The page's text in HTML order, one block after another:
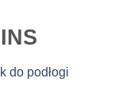
do podłogi